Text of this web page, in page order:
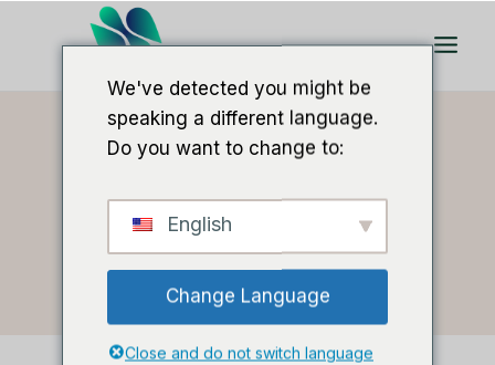
HubSpot Review
We've detected you might be
speaking a different language.
Do you want to change to:
English
Change Language
Close and do not switch language